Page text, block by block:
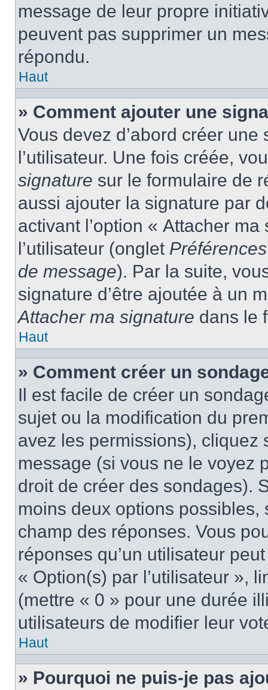
message de leur propre
peuvent pas supprimer un
répondu.
Haut
» Comment ajouter une
Vous devez d’abord créer
l’utilisateur. Une fois créée,
signature sur le formulaire de
aussi ajouter la signature par
activant l’option « Attacher
l’utilisateur (onglet
de message). Par la suite,
signature d’être ajoutée à un
Attacher ma signature dans le
Haut
» Comment créer un
Il est facile de créer un
sujet ou la modification du
avez les permissions), cliquez
message (si vous ne le voyez
droit de créer des sondages).
moins deux options
champ des réponses. Vous
réponses qu’un utilisateur
« Option(s) par l’utilisateur »,
(mettre « 0 » pour une durée
utilisateurs de modifier leur
Haut
» Pourquoi ne puis-je pas